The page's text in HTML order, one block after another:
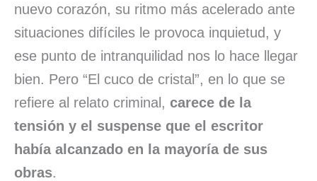
nuevo corazón, su ritmo más acelerado ante
situaciones difíciles le provoca inquietud, y
ese punto de intranquilidad nos lo hace llegar
bien. Pero “El cuco de cristal”, en lo que se
refiere al relato criminal, carece de la
tensión y el suspense que el escritor
había alcanzado en la mayoría de sus
obras.